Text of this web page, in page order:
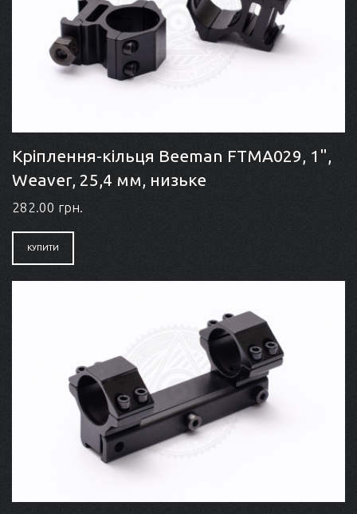
Кріплення-кільця Beeman FTMA029, 1",
Weaver, 25,4 мм, низьке
282.00 грн.
КУПИТИ